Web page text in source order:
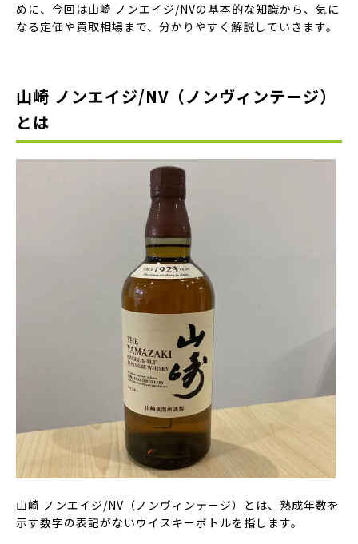
めに、今回は山崎 ノンエイジ/NVの基本的な知識から、気に
なる定価や買取相場まで、分かりやすく解説していきます。
山崎 ノンエイジ/NV（ノンヴィンテージ）
とは
山崎 ノンエイジ/NV（ノンヴィンテージ）とは、熟成年数を
示す数字の表記がないウイスキーボトルを指します。